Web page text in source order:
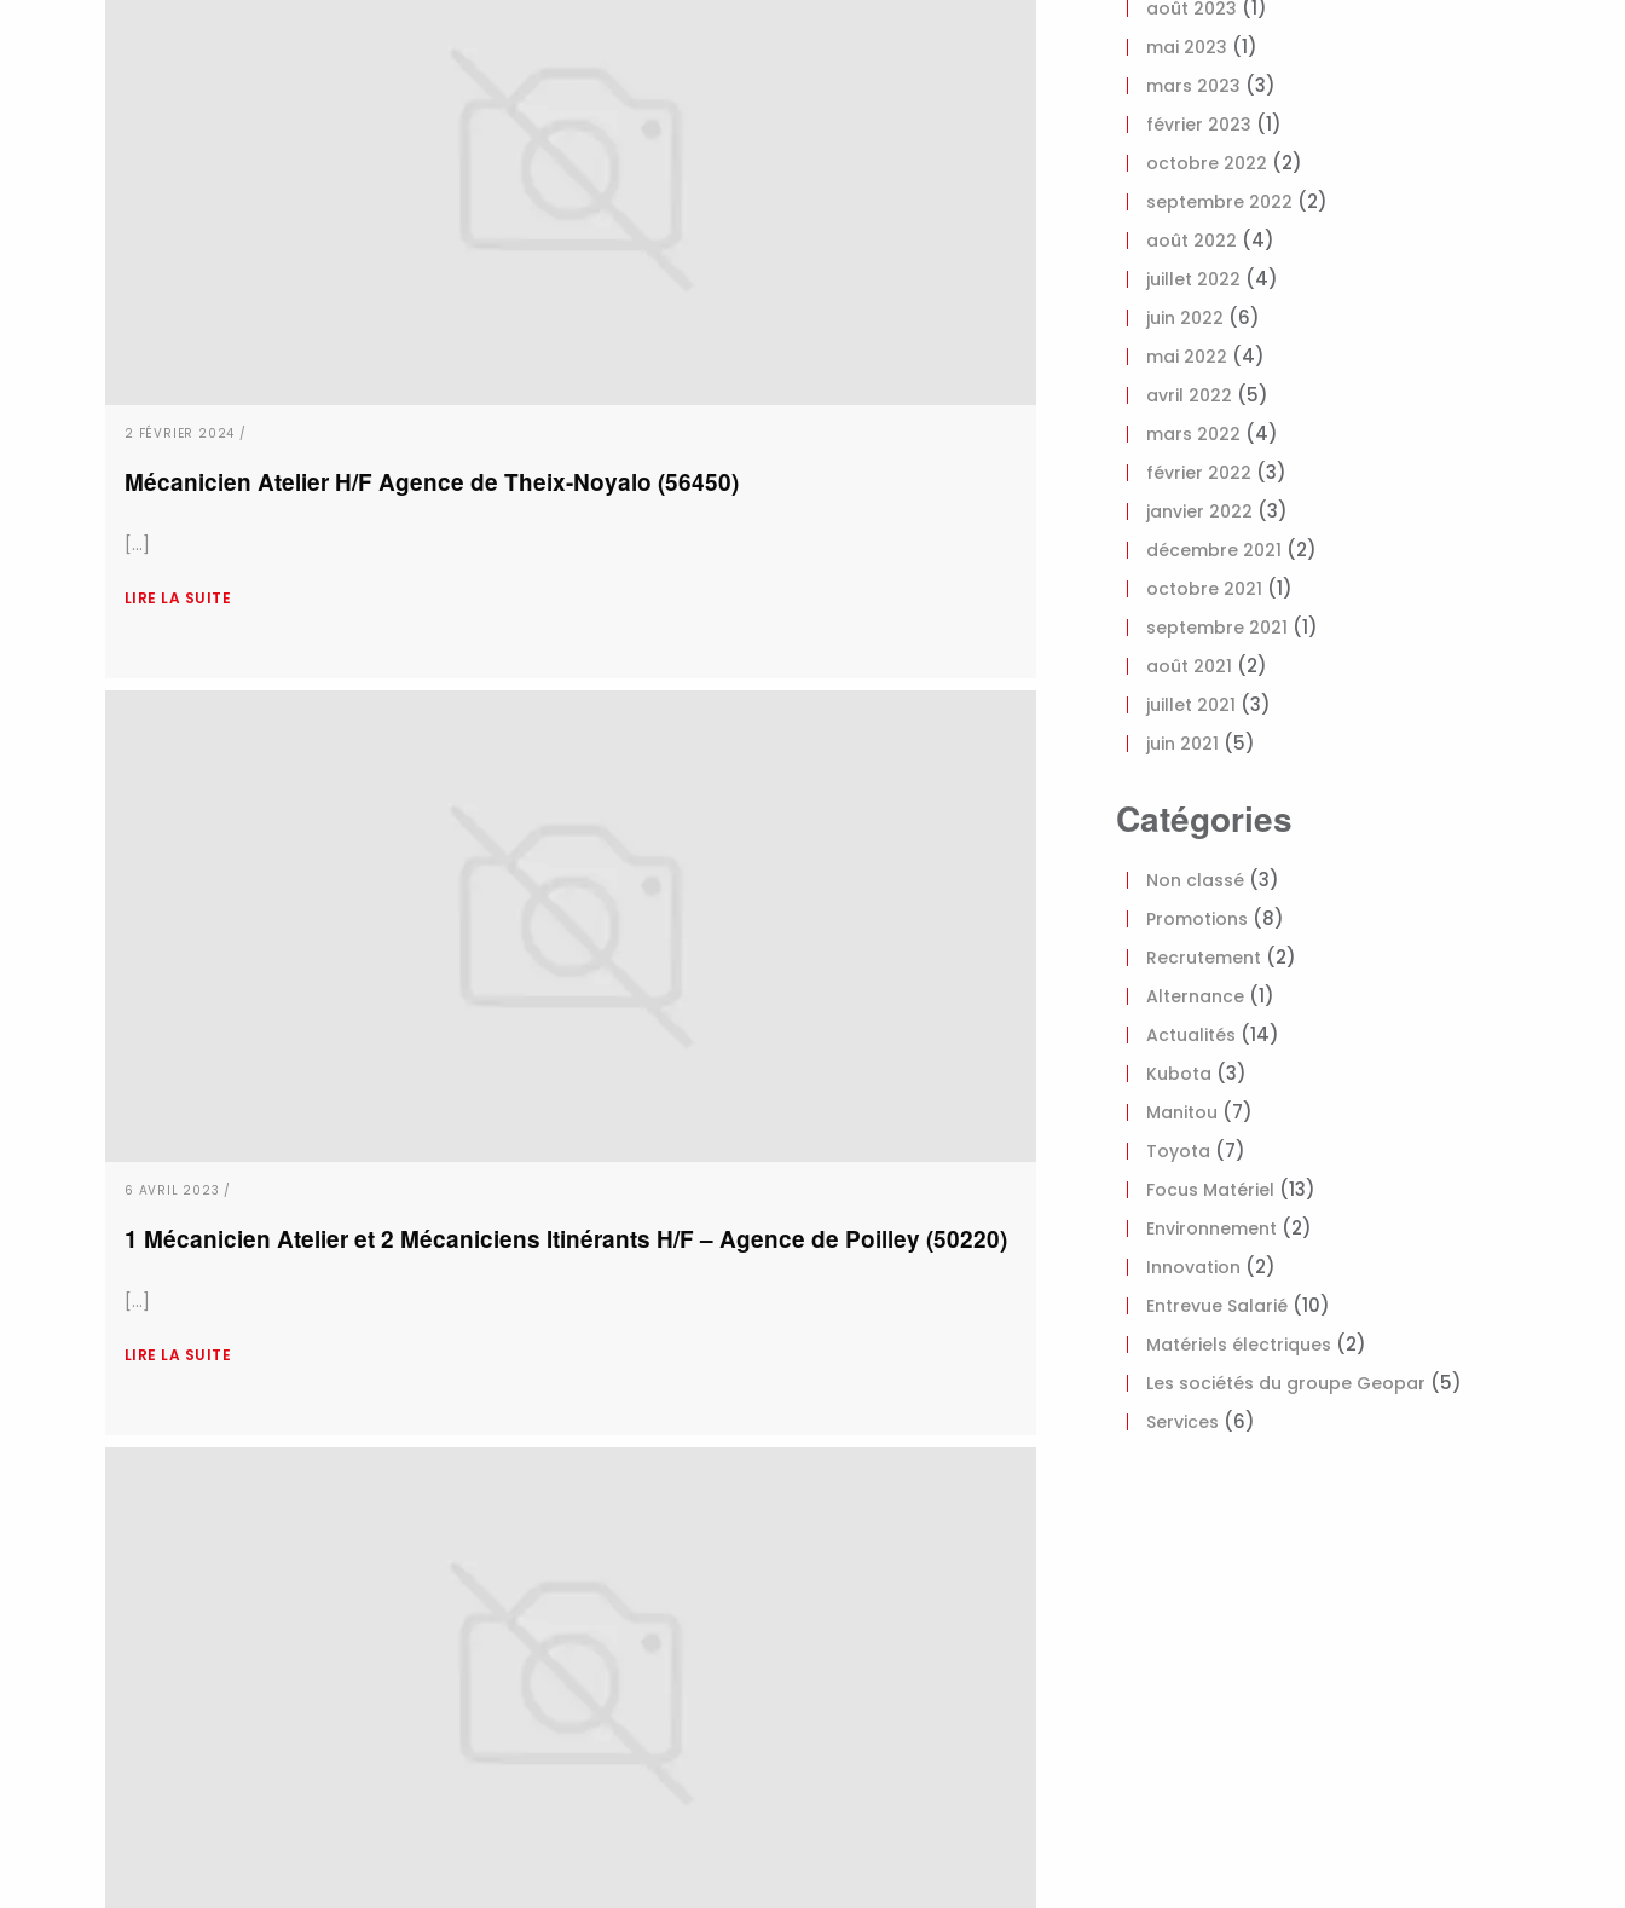
2 FÉVRIER 2024 /
Mécanicien Atelier H/F Agence de Theix-Noyalo (56450)
[...]
LIRE LA SUITE
6 AVRIL 2023 /
1 Mécanicien Atelier et 2 Mécaniciens Itinérants H/F – Agence de Poilley (50220)
[...]
LIRE LA SUITE
août 2023 (1)
mai 2023 (1)
mars 2023 (3)
février 2023 (1)
octobre 2022 (2)
septembre 2022 (2)
août 2022 (4)
juillet 2022 (4)
juin 2022 (6)
mai 2022 (4)
avril 2022 (5)
mars 2022 (4)
février 2022 (3)
janvier 2022 (3)
décembre 2021 (2)
octobre 2021 (1)
septembre 2021 (1)
août 2021 (2)
juillet 2021 (3)
juin 2021 (5)
Catégories
Non classé (3)
Promotions (8)
Recrutement (2)
Alternance (1)
Actualités (14)
Kubota (3)
Manitou (7)
Toyota (7)
Focus Matériel (13)
Environnement (2)
Innovation (2)
Entrevue Salarié (10)
Matériels électriques (2)
Les sociétés du groupe Geopar (5)
Services (6)